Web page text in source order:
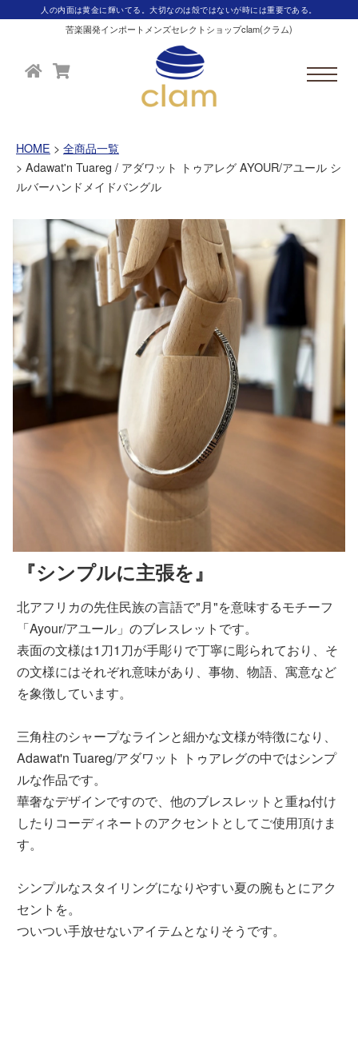
人の内面は黄金に輝いてる。大切なのは殻ではないが時には重要である。
苦楽園発インポートメンズセレクトショップclam(クラム)
HOME
全商品一覧
Adawat'n Tuareg / アダワット トゥアレグ AYOUR/アユール シ
ルバーハンドメイドバングル
『シンプルに主張を』
北アフリカの先住民族の言語で"月"を意味するモチーフ
「Ayour/アユール」のブレスレットです。
表面の文様は1刀1刀が手彫りで丁寧に彫られており、そ
の文様にはそれぞれ意味があり、事物、物語、寓意など
を象徴しています。
三角柱のシャープなラインと細かな文様が特徴になり、
Adawat'n Tuareg/アダワット トゥアレグの中ではシンプ
ルな作品です。
華奢なデザインですので、他のブレスレットと重ね付け
したりコーディネートのアクセントとしてご使用頂けま
す。
シンプルなスタイリングになりやすい夏の腕もとにアク
セントを。
ついつい手放せないアイテムとなりそうです。